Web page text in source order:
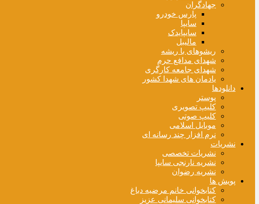
جهادگران
پارس خودرو
سایپا
سایپایدک
مالیبل
ریشوهای با ریشه
شهدای مدافع حرم
شهدای جامعه کارگری
یادمان های شهدا کشور
دانلودها
پوستر
کلیپ تصویری
کلیپ صوتی
موبایل اسلامی
نرم افزار چند رسانه ای
نشریات
نشریات تخصصی
نشریه نارنجی سایپا
نشریه رضوان
پویش ها
کتابخوانی خانم مرضیه دباغ
کتابخوانی سلیمانی عزیز